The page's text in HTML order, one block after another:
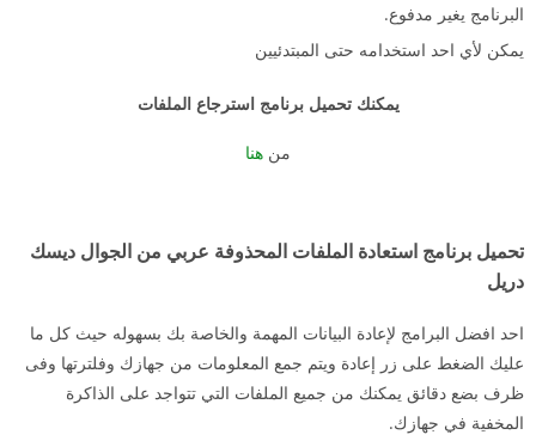
البرنامج يغير مدفوع.
يمكن لأي احد استخدامه حتى المبتدئيين
يمكنك تحميل برنامج استرجاع الملفات
من هنا
تحميل برنامج استعادة الملفات المحذوفة عربي من الجوال ديسك
دريل
احد افضل البرامج لإعادة البيانات المهمة والخاصة بك بسهوله حيث كل ما
عليك الضغط على زر إعادة ويتم جمع المعلومات من جهازك وفلترتها وفى
ظرف بضع دقائق يمكنك من جميع الملفات التي تتواجد على الذاكرة
المخفية في جهازك.